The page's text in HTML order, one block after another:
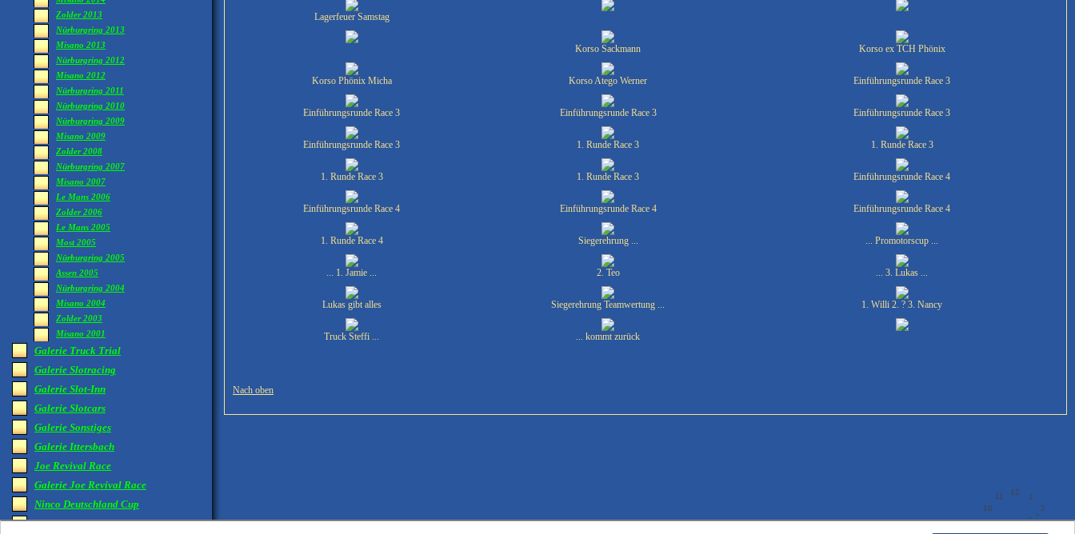
1
2
9
10
11 12
Zolder 2013
Nürburgring 2013
Misano 2013
Nürburgring 2012
Misano 2012
Nürburgring 2011
Nürburgring 2010
Nürburgring 2009
Misano 2009
Zolder 2008
Nürburgring 2007
Misano 2007
Le Mans 2006
Zolder 2006
Le Mans 2005
Most 2005
Nürburgring 2005
Assen 2005
Nürburgring 2004
Misano 2004
Zolder 2003
Misano 2001
Galerie Truck Trial
Galerie Slotracing
Galerie Slot-Inn
Galerie Slotcars
Galerie Sonstiges
Galerie Ittersbach
Joe Revival Race
Galerie Joe Revival Race
Ninco Deutschland Cup
Kontakt
Lagerfeuer Samstag
Korso Sackmann Korso ex TCH Phönix
Korso Phönix Micha Korso Atego Werner Einführungsrunde Race 3
Einführungsrunde Race 3 Einführungsrunde Race 3 Einführungsrunde Race 3
Einführungsrunde Race 3 1. Runde Race 3 1. Runde Race 3
1. Runde Race 3 1. Runde Race 3 Einführungsrunde Race 4
Einführungsrunde Race 4 Einführungsrunde Race 4 Einführungsrunde Race 4
1. Runde Race 4 Siegerehrung ... ... Promotorscup ...
... 1. Jamie ... 2. Teo ... 3. Lukas ...
Lukas gibt alles Siegerehrung Teamwertung ... 1. Willi 2. ? 3. Nancy
Truck Steffi ... ... kommt zurück
Nach oben